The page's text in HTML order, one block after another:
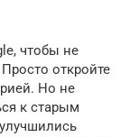
чтобы не
откройте
Но не
к старым